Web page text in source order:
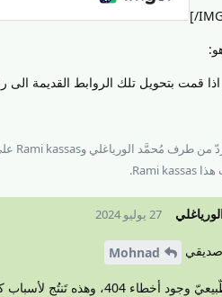
[/
قمت بتحويل تلك الروابط القديمة الى
من طرف مُحمَّد الورياغلي وRami kassas
هذا Rami kassas
.
27 يوليو 2024
Mohnad
من الطّبيعيّ وجود أخطاء